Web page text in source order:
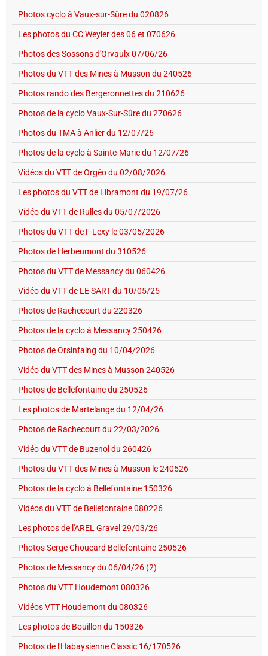
Photos cyclo à Vaux-sur-Sûre du 020826
Les photos du CC Weyler des 06 et 070626
Photos des Sossons d'Orvaulx 07/06/26
Photos du VTT des Mines à Musson du 240526
Photos rando des Bergeronnettes du 210626
Photos de la cyclo Vaux-Sur-Sûre du 270626
Photos du TMA à Anlier du 12/07/26
Photos de la cyclo à Sainte-Marie du 12/07/26
Vidéos du VTT de Orgéo du 02/08/2026
Les photos du VTT de Libramont du 19/07/26
Vidéo du VTT de Rulles du 05/07/2026
Photos du VTT de F Lexy le 03/05/2026
Photos de Herbeumont du 310526
Photos du VTT de Messancy du 060426
Vidéo du VTT de LE SART du 10/05/25
Photos de Rachecourt du 220326
Photos de la cyclo à Messancy 250426
Photos de Orsinfaing du 10/04/2026
Vidéo du VTT des Mines à Musson 240526
Photos de Bellefontaine du 250526
Les photos de Martelange du 12/04/26
Photos de Rachecourt du 22/03/2026
Vidéo du VTT de Buzenol du 260426
Photos du VTT des Mines à Musson le 240526
Photos de la cyclo à Bellefontaine 150326
Vidéos du VTT de Bellefontaine 080226
Les photos de l'AREL Gravel 29/03/26
Photos Serge Choucard Bellefontaine 250526
Photos de Messancy du 06/04/26 (2)
Photos du VTT Houdemont 080326
Vidéos VTT Houdemont du 080326
Les photos de Bouillon du 150326
Photos de l'Habaysienne Classic 16/170526